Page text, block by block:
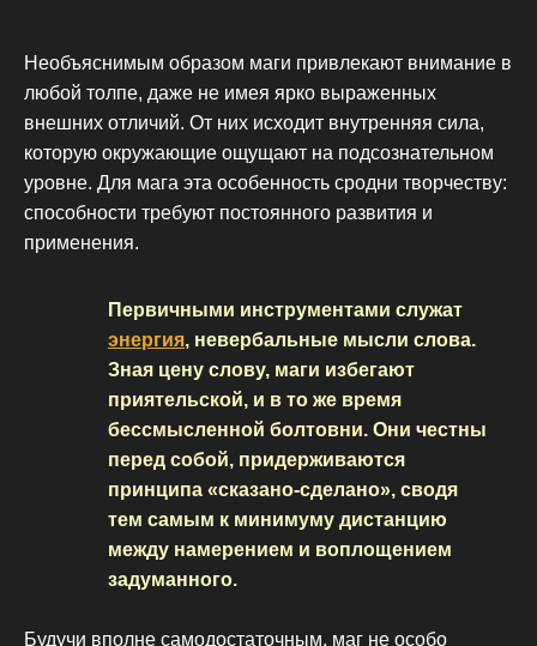
Необъяснимым образом маги привлекают внимание в
любой толпе, даже не имея ярко выраженных
внешних отличий. От них исходит внутренняя сила,
которую окружающие ощущают на подсознательном
уровне. Для мага эта особенность сродни творчеству:
способности требуют постоянного развития и
применения.
Первичными инструментами служат
энергия, невербальные мысли слова.
Зная цену слову, маги избегают
приятельской, и в то же время
бессмысленной болтовни. Они честны
перед собой, придерживаются
принципа «сказано-сделано», сводя
тем самым к минимуму дистанцию
между намерением и воплощением
задуманного.
Будучи вполне самодостаточным, маг не особо